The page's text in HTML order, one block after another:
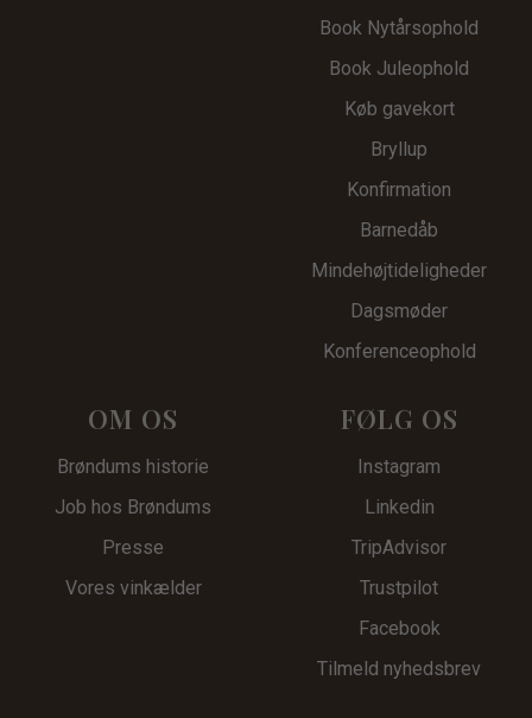
Book Nytårsophold
Book Juleophold
Køb gavekort
Bryllup
Konfirmation
Barnedåb
Mindehøjtideligheder
Dagsmøder
Konferenceophold
OM OS
Brøndums historie
Job hos Brøndums
Presse
Vores vinkælder
FØLG OS
Instagram
Linkedin
TripAdvisor
Trustpilot
Facebook
Tilmeld nyhedsbrev